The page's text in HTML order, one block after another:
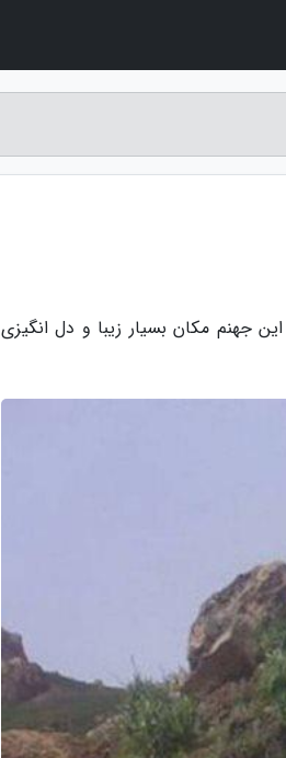
جهنم مکان بسیار زیبا و دل انگیزی